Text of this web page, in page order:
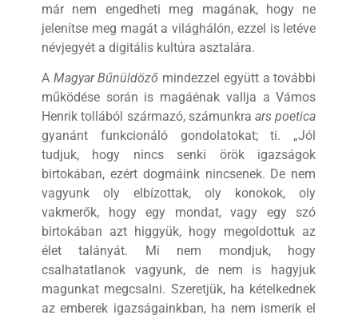
már nem engedheti meg magának, hogy ne
jelenítse meg magát a világhálón, ezzel is letéve
névjegyét a digitális kultúra asztalára.
A Magyar Bűnüldöző mindezzel együtt a további
működése során is magáénak vallja a Vámos
Henrik tollából származó, számunkraars poetica
gyanánt funkcionáló gondolatokat; ti. „Jól
tudjuk, hogy nincs senki örök igazságok
birtokában, ezért dogmáink nincsenek. De nem
vagyunk oly elbízottak, oly konokok, oly
vakmerők, hogy egy mondat, vagy egy szó
birtokában azt higgyük, hogy megoldottuk az
élet talányát. Mi nem mondjuk, hogy
csalhatatlanok vagyunk, de nem is hagyjuk
magunkat megcsalni. Szeretjük, ha kételkednek
az emberek igazságainkban, ha nem ismerik el